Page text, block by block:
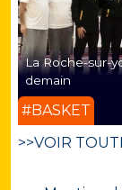
La Roche-sur-
demain
#BASKET
>>VOIR